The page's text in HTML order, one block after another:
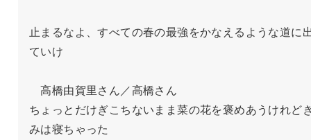
止まるなよ、すべての春の最強をかなえるような道に
ていけ
高橋由賀里さん／高橋さん
ちょっとだけぎこちないまま菜の花を褒めあうけれど
みは寝ちゃった